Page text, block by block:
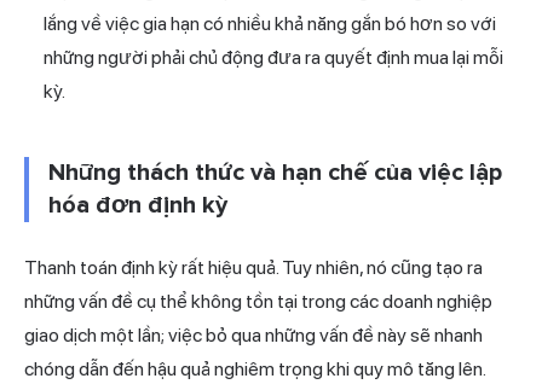
lắng về việc gia hạn có nhiều khả năng gắn bó hơn so với
những người phải chủ động đưa ra quyết định mua lại mỗi
kỳ.
Những thách thức và hạn chế của việc lập
hóa đơn định kỳ
Thanh toán định kỳ rất hiệu quả. Tuy nhiên, nó cũng tạo ra
những vấn đề cụ thể không tồn tại trong các doanh nghiệp
giao dịch một lần; việc bỏ qua những vấn đề này sẽ nhanh
chóng dẫn đến hậu quả nghiêm trọng khi quy mô tăng lên.